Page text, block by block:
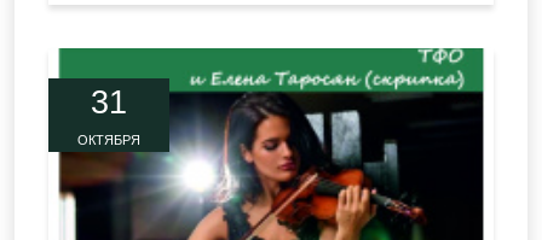
31
ОКТЯБРЯ